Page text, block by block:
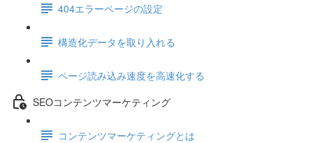
404エラーページの設定
構造化データを取り入れる
ページ読み込み速度を高速化する
SEOコンテンツマーケティング
コンテンツマーケティングとは